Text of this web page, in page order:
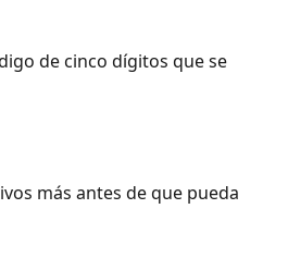
de cinco dígitos que se
más antes de que pueda